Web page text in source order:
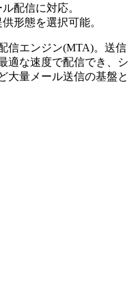
配信に対応。
形態を選択可能。
信エンジン(MTA)。送信
適な速度で配信でき、シ
大量メール送信の基盤と